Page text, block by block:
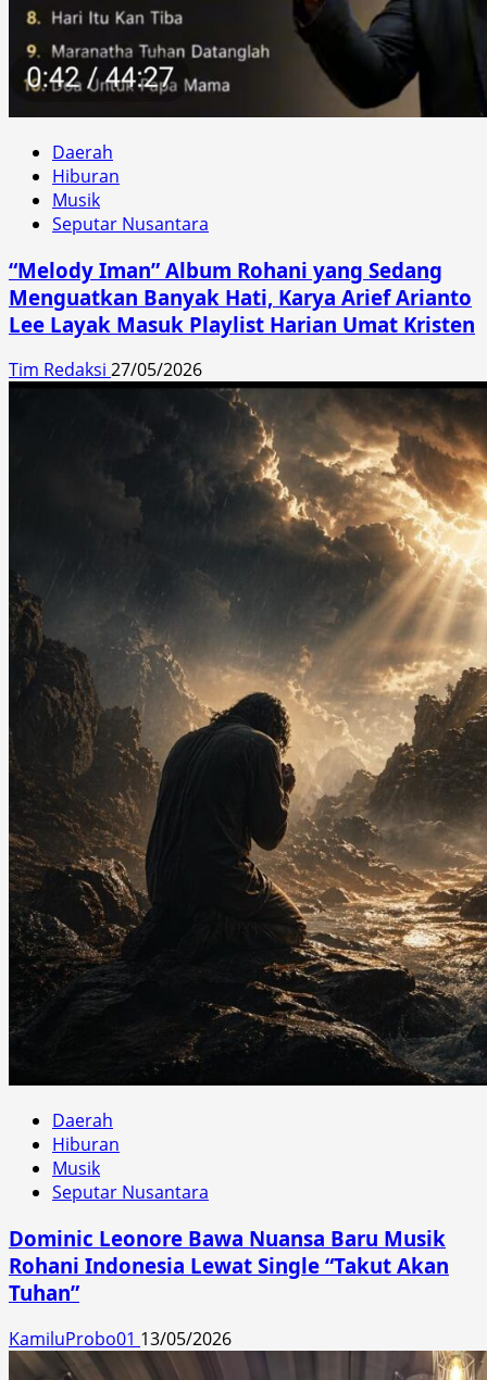
Daerah
Hiburan
Musik
Seputar Nusantara
“Melody Iman” Album Rohani yang Sedang
Menguatkan Banyak Hati, Karya Arief Arianto
Lee Layak Masuk Playlist Harian Umat Kristen
Tim Redaksi 27/05/2026
Daerah
Hiburan
Musik
Seputar Nusantara
Dominic Leonore Bawa Nuansa Baru Musik
Rohani Indonesia Lewat Single “Takut Akan
Tuhan”
KamiluProbo01 13/05/2026